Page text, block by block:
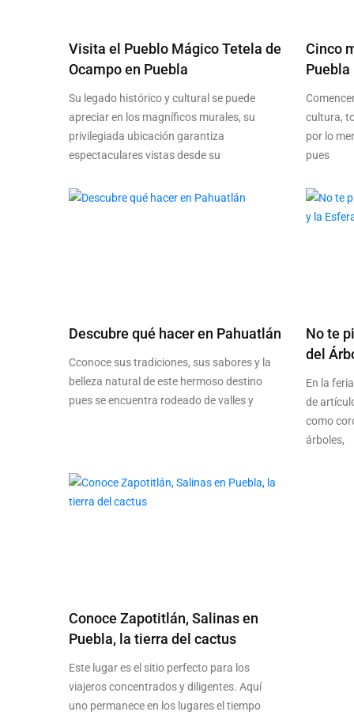
Visita el Pueblo Mágico Tetela de
Ocampo en Puebla
Su legado histórico y cultural se puede
apreciar en los magníficos murales, su
privilegiada ubicación garantiza
espectaculares vistas desde su
Cinco
Puebla
cultura,
por lo
pues
Descubre qué hacer en Pahuatlán
Cconoce sus tradiciones, sus sabores y la
belleza natural de este hermoso destino
pues se encuentra rodeado de valles y
No te
del
En la
de
como
árboles,
Conoce Zapotitlán, Salinas en
Puebla, la tierra del cactus
Este lugar es el sitio perfecto para los
viajeros concentrados y diligentes. Aquí
uno permanece en los lugares el tiempo